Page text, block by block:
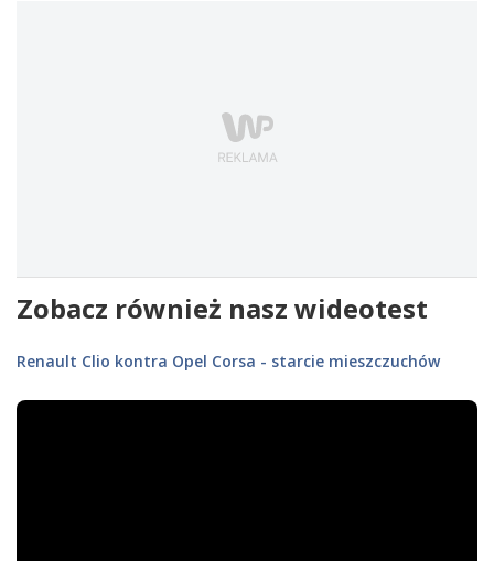
Zobacz również nasz wideotest
Renault Clio kontra Opel Corsa - starcie mieszczuchów